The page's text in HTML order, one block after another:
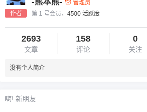
作者
管理员
第 1 号会员， 4500 活跃度
2693
文章
158
评论
0
关注
没有个人简介
嗨! 新朋友